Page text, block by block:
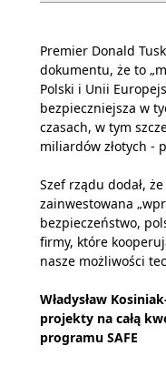
Premier Donald
dokumentu, że to
Polski i Unii
bezpieczniejsza w
czasach, w tym
miliardów złotych -
Szef rządu dodał,
zainwestowana
bezpieczeństwo,
firmy, które
nasze możliwości
Władysław
projekty na całą
programu SAFE